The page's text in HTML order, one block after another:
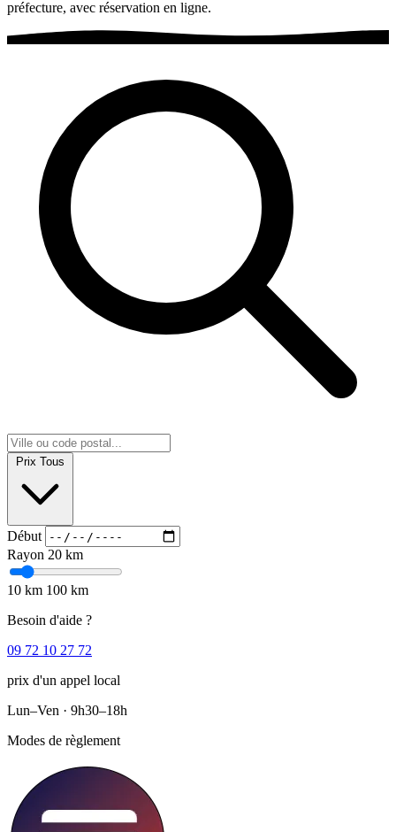
préfecture, avec réservation en ligne.
Prix Tous
Début
Rayon 20 km
10 km 100 km
Besoin d'aide ?
09 72 10 27 72
prix d'un appel local
Lun–Ven · 9h30–18h
Modes de règlement